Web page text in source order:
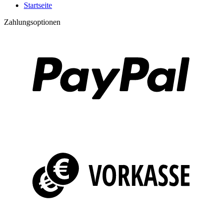
Startseite
Zahlungsoptionen